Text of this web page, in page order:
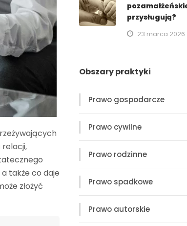
relacji,
także co daje
złożyć
przysługują?
23 marca 2026
Obszary praktyki
Prawo gospodarcze
Prawo cywilne
Prawo rodzinne
Prawo spadkowe
Prawo autorskie